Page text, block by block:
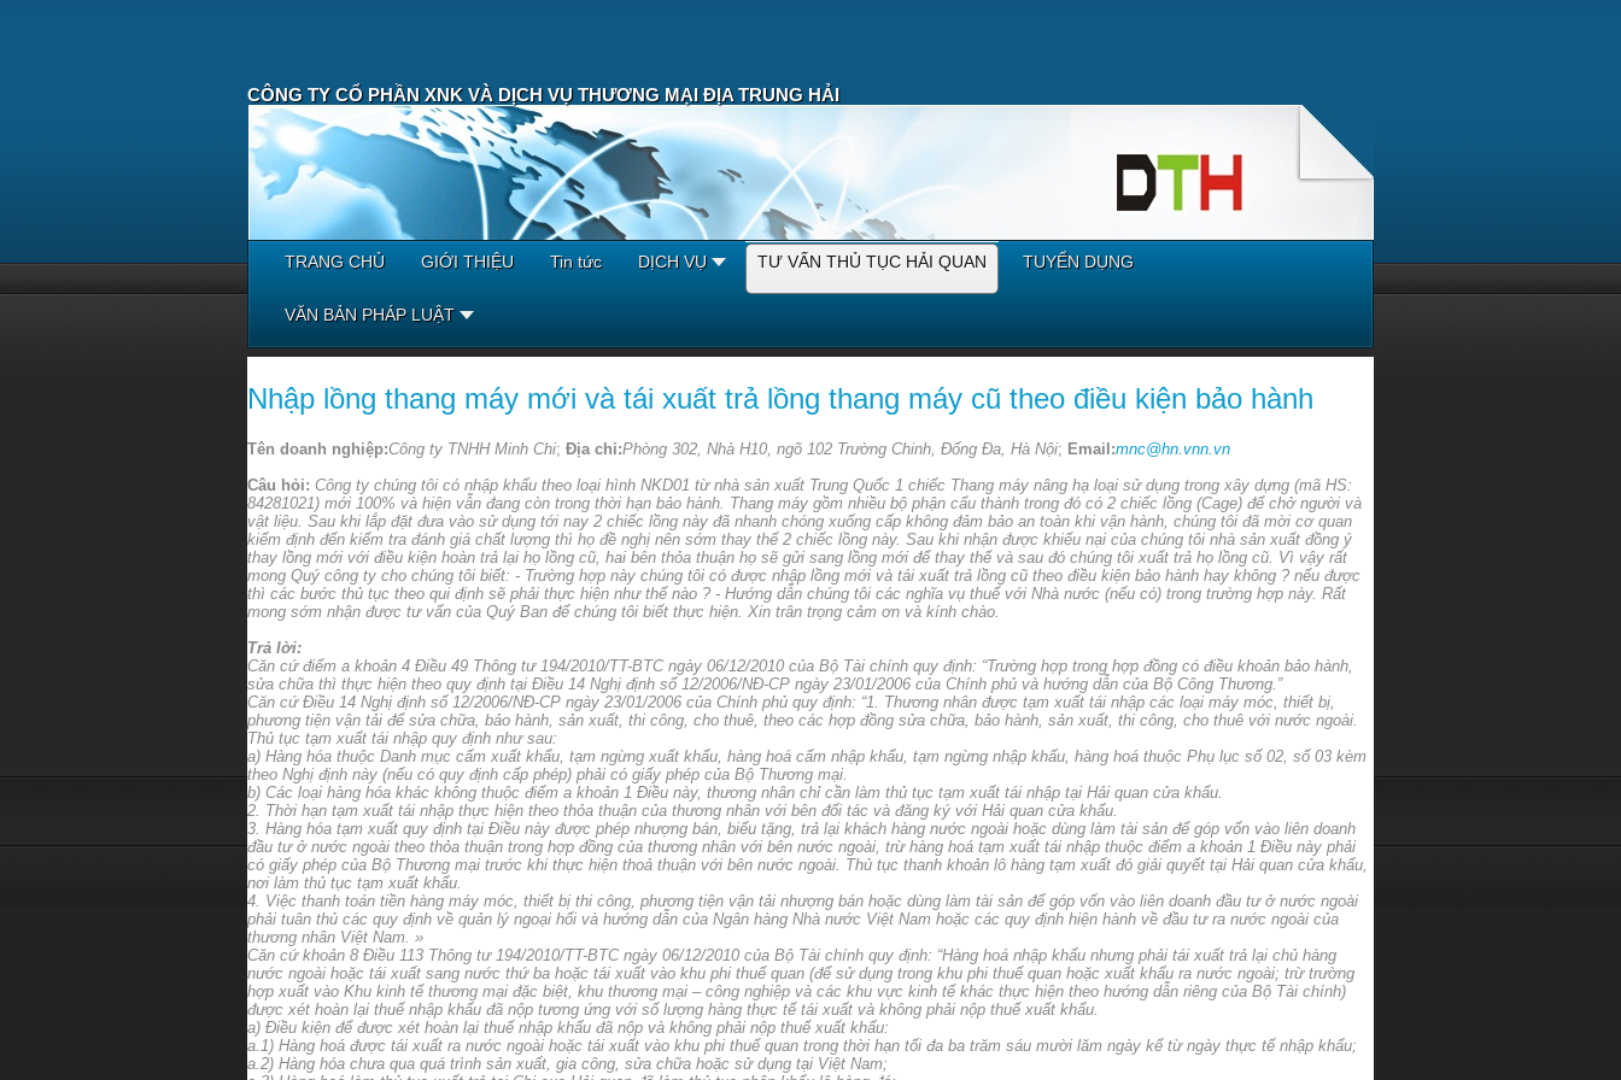
CÔNG TY CỔ PHẦN XNK VÀ DỊCH VỤ THƯƠNG MẠI ĐỊA TRUNG HẢI
TRANG CHỦ GIỚI THIỆU Tin tức DỊCH VỤ TƯ VẤN THỦ TỤC HẢI QUAN TUYỂN DỤNG
VĂN BẢN PHÁP LUẬT
Nhập lồng thang máy mới và tái xuất trả lồng thang máy cũ theo điều kiện bảo hành
Tên doanh nghiệp:Công ty TNHH Minh Chi; Địa chỉ:Phòng 302, Nhà H10, ngõ 102 Trường Chinh, Đống Đa, Hà Nội; Email:mnc@hn.vnn.vn
Câu hỏi: Công ty chúng tôi có nhập khẩu theo loại hình NKD01 từ nhà sản xuất Trung Quốc 1 chiếc Thang máy nâng hạ loại sử dụng trong xây dựng (mã HS:
84281021) mới 100% và hiện vẫn đang còn trong thời hạn bảo hành. Thang máy gồm nhiều bộ phận cấu thành trong đó có 2 chiếc lồng (Cage) để chở người và
vật liệu. Sau khi lắp đặt đưa vào sử dụng tới nay 2 chiếc lồng này đã nhanh chóng xuống cấp không đảm bảo an toàn khi vận hành, chúng tôi đã mời cơ quan
kiểm định đến kiểm tra đánh giá chất lượng thì họ đề nghị nên sớm thay thế 2 chiếc lồng này. Sau khi nhận được khiếu nại của chúng tôi nhà sản xuất đồng ý
thay lồng mới với điều kiện hoàn trả lại họ lồng cũ, hai bên thỏa thuận họ sẽ gửi sang lồng mới để thay thế và sau đó chúng tôi xuất trả họ lồng cũ. Vì vậy rất
mong Quý công ty cho chúng tôi biết: - Trường hợp này chúng tôi có được nhập lồng mới và tái xuất trả lồng cũ theo điều kiện bảo hành hay không ? nếu được
thì các bước thủ tục theo qui định sẽ phải thực hiện như thế nào ? - Hướng dẫn chúng tôi các nghĩa vụ thuế với Nhà nước (nếu có) trong trường hợp này. Rất
mong sớm nhận được tư vấn của Quý Ban để chúng tôi biết thực hiện. Xin trân trọng cảm ơn và kính chào.
Trả lời:
Căn cứ điểm a khoản 4 Điều 49 Thông tư 194/2010/TT-BTC ngày 06/12/2010 của Bộ Tài chính quy định: “Trường hợp trong hợp đồng có điều khoản bảo hành,
sửa chữa thì thực hiện theo quy định tại Điều 14 Nghị định số 12/2006/NĐ-CP ngày 23/01/2006 của Chính phủ và hướng dẫn của Bộ Công Thương.”
Căn cứ Điều 14 Nghị định số 12/2006/NĐ-CP ngày 23/01/2006 của Chính phủ quy định: “1. Thương nhân được tạm xuất tái nhập các loại máy móc, thiết bị,
phương tiện vận tải để sửa chữa, bảo hành, sản xuất, thi công, cho thuê, theo các hợp đồng sửa chữa, bảo hành, sản xuất, thi công, cho thuê với nước ngoài.
Thủ tục tạm xuất tái nhập quy định như sau:
a) Hàng hóa thuộc Danh mục cấm xuất khẩu, tạm ngừng xuất khẩu, hàng hoá cấm nhập khẩu, tạm ngừng nhập khẩu, hàng hoá thuộc Phụ lục số 02, số 03 kèm
theo Nghị định này (nếu có quy định cấp phép) phải có giấy phép của Bộ Thương mại.
b) Các loại hàng hóa khác không thuộc điểm a khoản 1 Điều này, thương nhân chỉ cần làm thủ tục tạm xuất tái nhập tại Hải quan cửa khẩu.
2. Thời hạn tạm xuất tái nhập thực hiện theo thỏa thuận của thương nhân với bên đối tác và đăng ký với Hải quan cửa khẩu.
3. Hàng hóa tạm xuất quy định tại Điều này được phép nhượng bán, biếu tặng, trả lại khách hàng nước ngoài hoặc dùng làm tài sản để góp vốn vào liên doanh
đầu tư ở nước ngoài theo thỏa thuận trong hợp đồng của thương nhân với bên nước ngoài, trừ hàng hoá tạm xuất tái nhập thuộc điểm a khoản 1 Điều này phải
có giấy phép của Bộ Thương mại trước khi thực hiện thoả thuận với bên nước ngoài. Thủ tục thanh khoản lô hàng tạm xuất đó giải quyết tại Hải quan cửa khẩu,
nơi làm thủ tục tạm xuất khẩu.
4. Việc thanh toán tiền hàng máy móc, thiết bị thi công, phương tiện vận tải nhượng bán hoặc dùng làm tài sản để góp vốn vào liên doanh đầu tư ở nước ngoài
phải tuân thủ các quy định về quản lý ngoại hối và hướng dẫn của Ngân hàng Nhà nước Việt Nam hoặc các quy định hiện hành về đầu tư ra nước ngoài của
thương nhân Việt Nam. »
Căn cứ khoản 8 Điều 113 Thông tư 194/2010/TT-BTC ngày 06/12/2010 của Bộ Tài chính quy định: “Hàng hoá nhập khẩu nhưng phải tái xuất trả lại chủ hàng
nước ngoài hoặc tái xuất sang nước thứ ba hoặc tái xuất vào khu phi thuế quan (để sử dụng trong khu phi thuế quan hoặc xuất khẩu ra nước ngoài; trừ trường
hợp xuất vào Khu kinh tế thương mại đặc biệt, khu thương mại – công nghiệp và các khu vực kinh tế khác thực hiện theo hướng dẫn riêng của Bộ Tài chính)
được xét hoàn lại thuế nhập khẩu đã nộp tương ứng với số lượng hàng thực tế tái xuất và không phải nộp thuế xuất khẩu.
a) Điều kiện để được xét hoàn lại thuế nhập khẩu đã nộp và không phải nộp thuế xuất khẩu:
a.1) Hàng hoá được tái xuất ra nước ngoài hoặc tái xuất vào khu phi thuế quan trong thời hạn tối đa ba trăm sáu mười lăm ngày kể từ ngày thực tế nhập khẩu;
a.2) Hàng hóa chưa qua quá trình sản xuất, gia công, sửa chữa hoặc sử dụng tại Việt Nam;